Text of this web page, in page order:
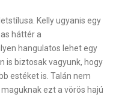
Kelly ugyanis egy
háttér a
hangulatos lehet egy
is biztosak vagyunk, hogy
estéket is. Talán nem
ezt a vörös hajú